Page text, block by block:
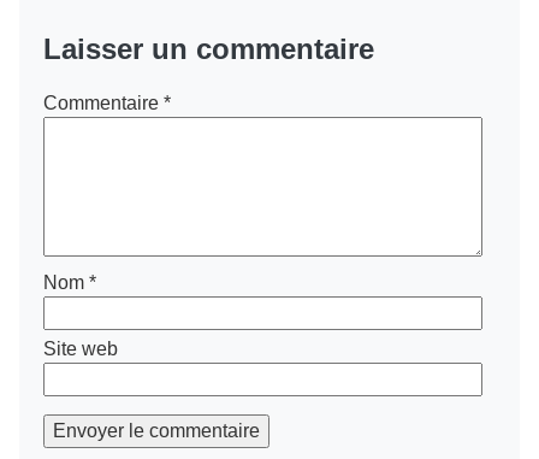
Laisser un commentaire
Commentaire *
Nom *
Site web
Envoyer le commentaire